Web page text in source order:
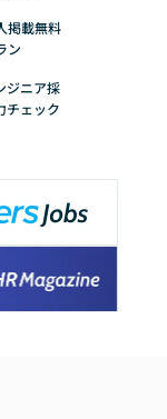
掲載無料
ン
ジニア採
チェック